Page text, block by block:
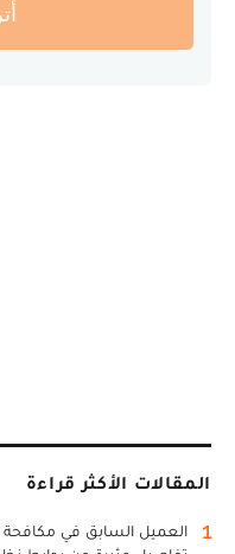
المقالات الأكثر قراءة
1
العميل السابق في